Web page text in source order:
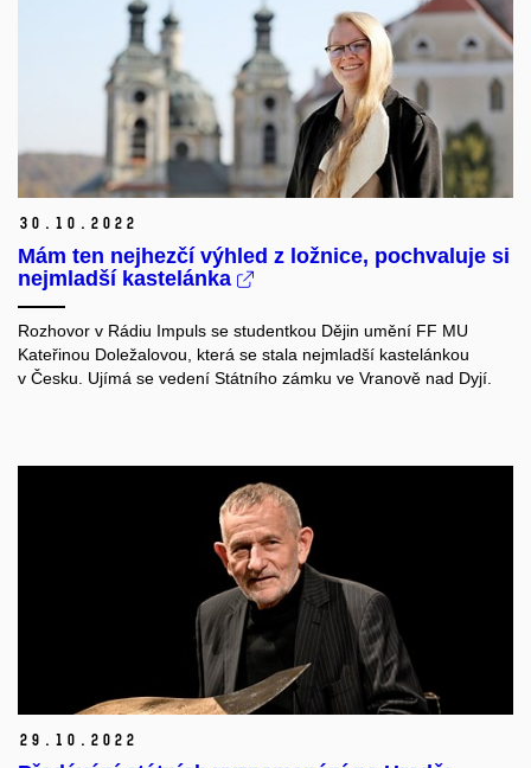
30. 10. 2022
Mám ten nejhezčí výhled z ložnice, pochvaluje si
nejmladší kastelánka
Rozhovor v Rádiu Impuls se studentkou Dějin umění FF MU
Kateřinou Doležalovou, která se stala nejmladší kastelánkou
v Česku. Ujímá se vedení Státního zámku ve Vranově nad Dyjí.
29. 10. 2022